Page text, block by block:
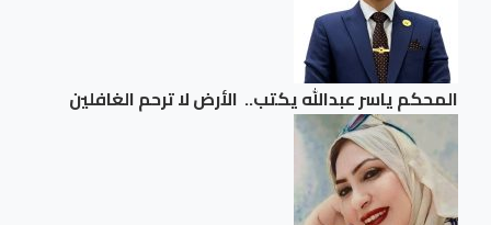
المحكم ياسر عبدالله يكتب.. الأرض لا ترحم الغافلين